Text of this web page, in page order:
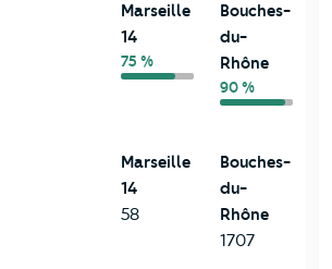
Marseille
14
75 %
Bouches-
du-
Rhône
90 %
Marseille
14
58
Bouches-
du-
Rhône
1707